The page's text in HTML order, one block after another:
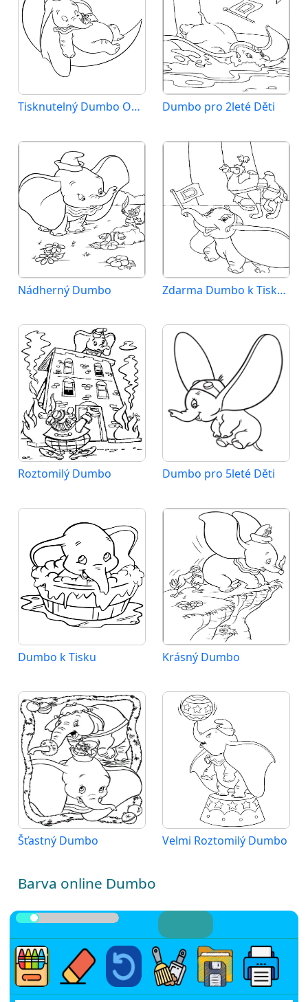
Tisknutelný Dumbo Obrázek pro Děti Dumbo pro 2leté Děti
Nádherný Dumbo Zdarma Dumbo k Tisku pro Děti
Roztomilý Dumbo Dumbo pro 5leté Děti
Dumbo k Tisku Krásný Dumbo
Šťastný Dumbo Velmi Roztomilý Dumbo
Barva online Dumbo